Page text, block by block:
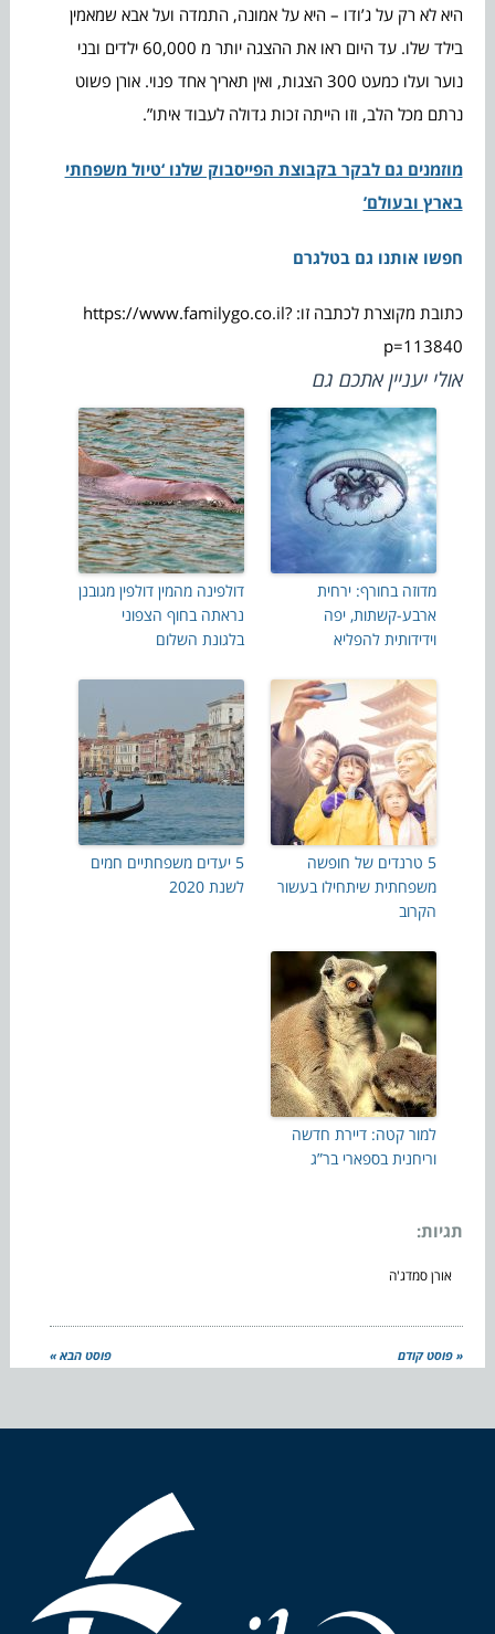
היא לא רק על ג’ודו – היא על אמונה, התמדה ועל אבא שמאמין
בילד שלו. עד היום ראו את ההצגה יותר מ 60,000 ילדים ובני
נוער ועלו כמעט 300 הצגות, ואין תאריך אחד פנוי. אורן פשוט
נרתם מכל הלב, וזו הייתה זכות גדולה לעבוד איתו”.
מוזמנים גם לבקר בקבוצת הפייסבוק שלנו ‘טיול משפחתי
בארץ ובעולם’
חפשו אותנו גם בטלגרם
כתובת מקוצרת לכתבה זו: https://www.familygo.co.il?
p=113840
אולי יעניין אתכם גם
מדוזה בחורף: ירחית
ארבע-קשתות, יפה
וידידותית להפליא
דולפינה מהמין דולפין מגובנן
נראתה בחוף הצפוני
בלגונת השלום
5 טרנדים של חופשה
משפחתית שיתחילו בעשור
הקרוב
5 יעדים משפחתיים חמים
לשנת 2020
למור קטה: דיירת חדשה
וריחנית בספארי בר”ג
תגיות:
אורן סמדג'ה
« פוסט קודם פוסט הבא »